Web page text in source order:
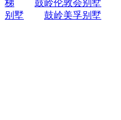
梯
鼓岭伦敦会别墅
别墅
鼓岭美孚别墅